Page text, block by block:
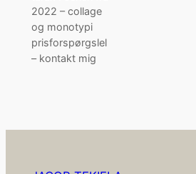
2022 – collage
og monotypi
prisforspørgslel
– kontakt mig